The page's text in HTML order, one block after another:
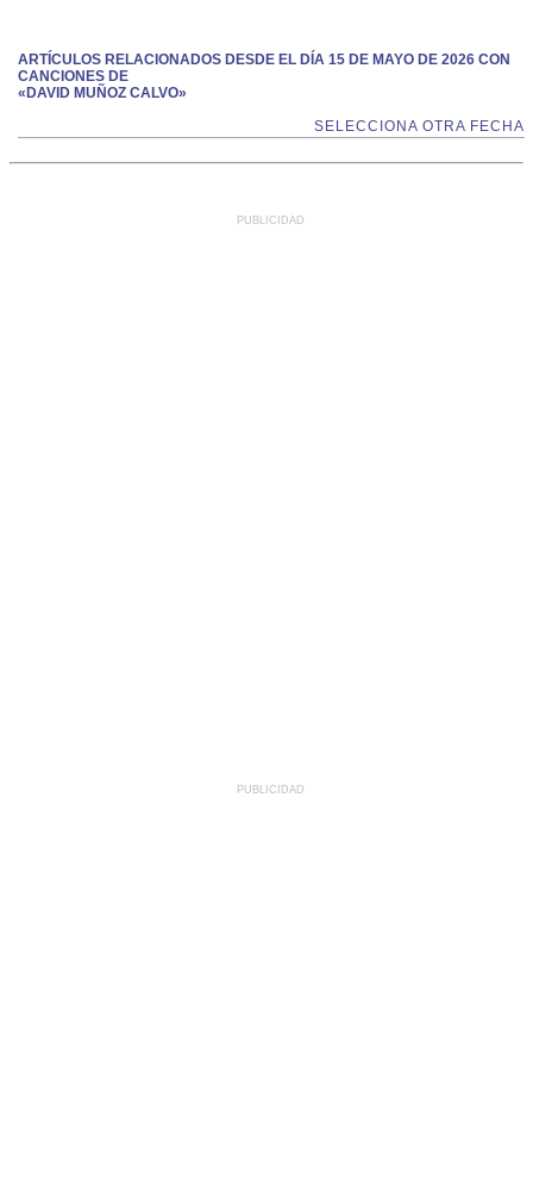
ARTÍCULOS RELACIONADOS DESDE EL DÍA 15 DE MAYO DE 2026 CON
CANCIONES DE
«DAVID MUÑOZ CALVO»
SELECCIONA OTRA FECHA
PUBLICIDAD
PUBLICIDAD